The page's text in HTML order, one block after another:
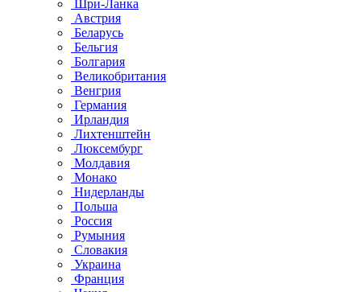
Шри-Ланка
Австрия
Беларусь
Бельгия
Болгария
Великобритания
Венгрия
Германия
Ирландия
Лихтенштейн
Люксембург
Молдавия
Монако
Нидерланды
Польша
Россия
Румыния
Словакия
Украина
Франция